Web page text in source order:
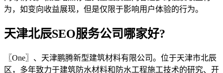
为，如变向收益展现，但是仅限于影响用户体验的行为。
天津北辰SEO服务公司哪家好?
〖One〗、天津鹏腾新型建筑材料有限公司。位于天津市北辰
区，多年致力于建筑防水材料和防水工程施工技术的研究、开